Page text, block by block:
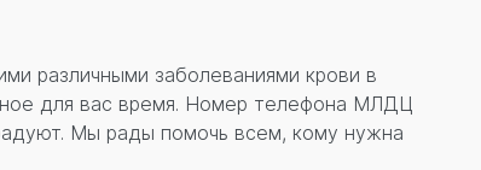
различными заболеваниями крови в
для вас время. Номер телефона МЛДЦ
Мы рады помочь всем, кому нужна